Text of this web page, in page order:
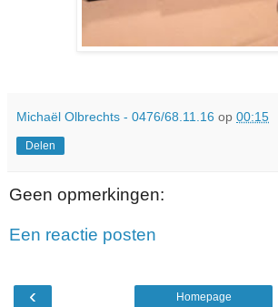
Michaël Olbrechts - 0476/68.11.16 op 00:15
Delen
Geen opmerkingen:
Een reactie posten
‹ Homepage